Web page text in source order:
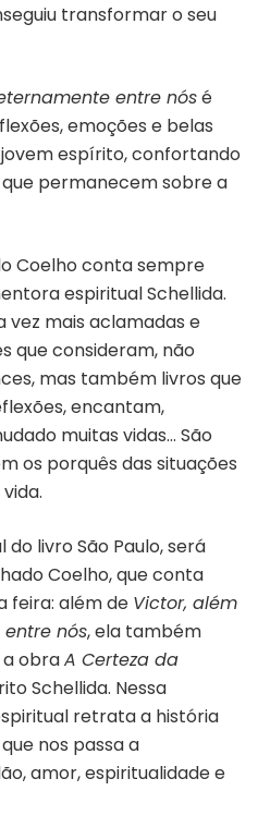
transformar o seu
entre nósé
emoções e belas
espírito, confortando
permanecem sobre a
Coelho conta sempre
espiritual Schellida.
vez mais aclamadas e
que consideram, não
mas também livros que
encantam,
muitas vidas… São
os porquês das situações
livro São Paulo, será
Coelho, que conta
feira: além de Victor, além
nós, ela também
obraA Certeza da
Schellida. Nessa
retrata a história
nos passa a
amor, espiritualidade e